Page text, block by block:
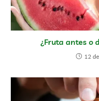
¿Fruta antes o
12